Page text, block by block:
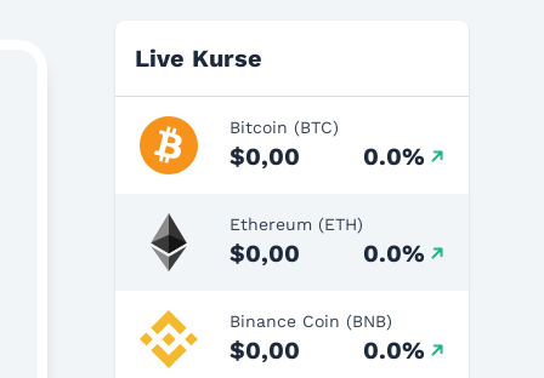
Live Kurse
Bitcoin (BTC)
$0,00 0.0%
Ethereum (ETH)
$0,00 0.0%
Binance Coin (BNB)
$0,00 0.0%